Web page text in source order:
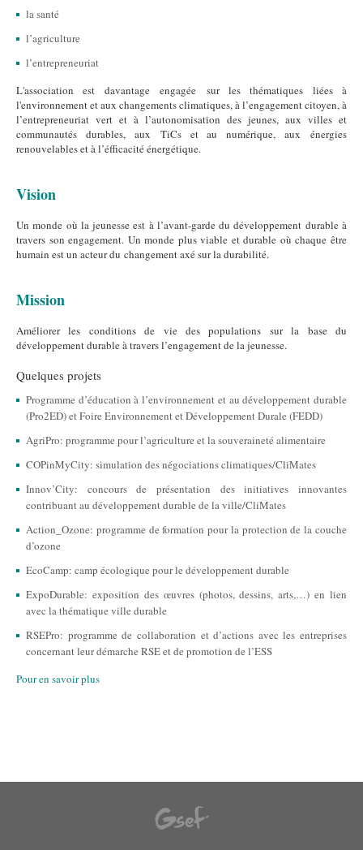
la santé
l’agriculture
l’entrepreneuriat
L'association est davantage engagée sur les thématiques liées à
l'environnement et aux changements climatiques, à l’engagement citoyen, à
l’entrepreneuriat vert et à l’autonomisation des jeunes, aux villes et
communautés durables, aux TiCs et au numérique, aux énergies
renouvelables et à l’éfficacité énergétique.
Vision
Un monde où la jeunesse est à l’avant-garde du développement durable à
travers son engagement. Un monde plus viable et durable où chaque être
humain est un acteur du changement axé sur la durabilité.
Mission
Améliorer les conditions de vie des populations sur la base du
développement durable à travers l’engagement de la jeunesse.
Quelques projets
Programme d’éducation à l’environnement et au développement durable
(Pro2ED) et Foire Environnement et Développement Durale (FEDD)
AgriPro: programme pour l’agriculture et la souveraineté alimentaire
COPinMyCity: simulation des négociations climatiques/CliMates
Innov’City: concours de présentation des initiatives innovantes
contribuant au développement durable de la ville/CliMates
Action_Ozone: programme de formation pour la protection de la couche
d’ozone
EcoCamp: camp écologique pour le développement durable
ExpoDurable: exposition des œuvres (photos, dessins, arts,…) en lien
avec la thématique ville durable
RSEPro: programme de collaboration et d’actions avec les entreprises
concernant leur démarche RSE et de promotion de l’ESS
Pour en savoir plus